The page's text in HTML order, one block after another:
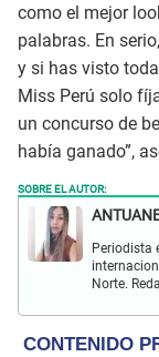
como el mejor
palabras. En
y si has visto
Miss Perú solo
un concurso de
había ganado”,
SOBRE EL AUTOR:
Periodista
Norte.
y